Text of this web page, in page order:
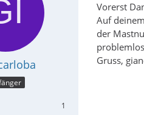
1
Vorerst
Auf
der
Gruss,